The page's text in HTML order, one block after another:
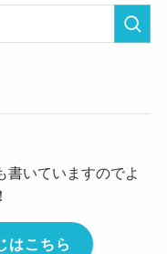
書いていますのでよ
はこちら